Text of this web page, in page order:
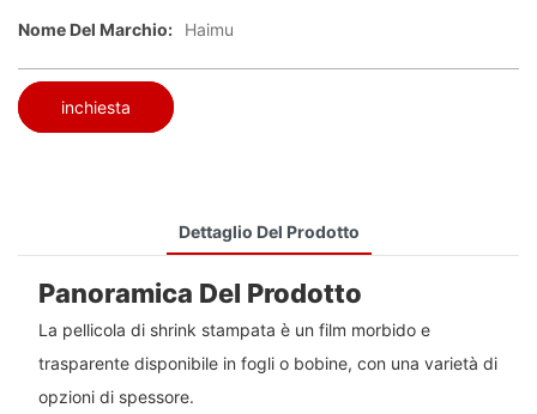
Nome Del Marchio: Haimu
inchiesta
Dettaglio Del Prodotto
Panoramica Del Prodotto
La pellicola di shrink stampata è un film morbido e
trasparente disponibile in fogli o bobine, con una varietà di
opzioni di spessore.